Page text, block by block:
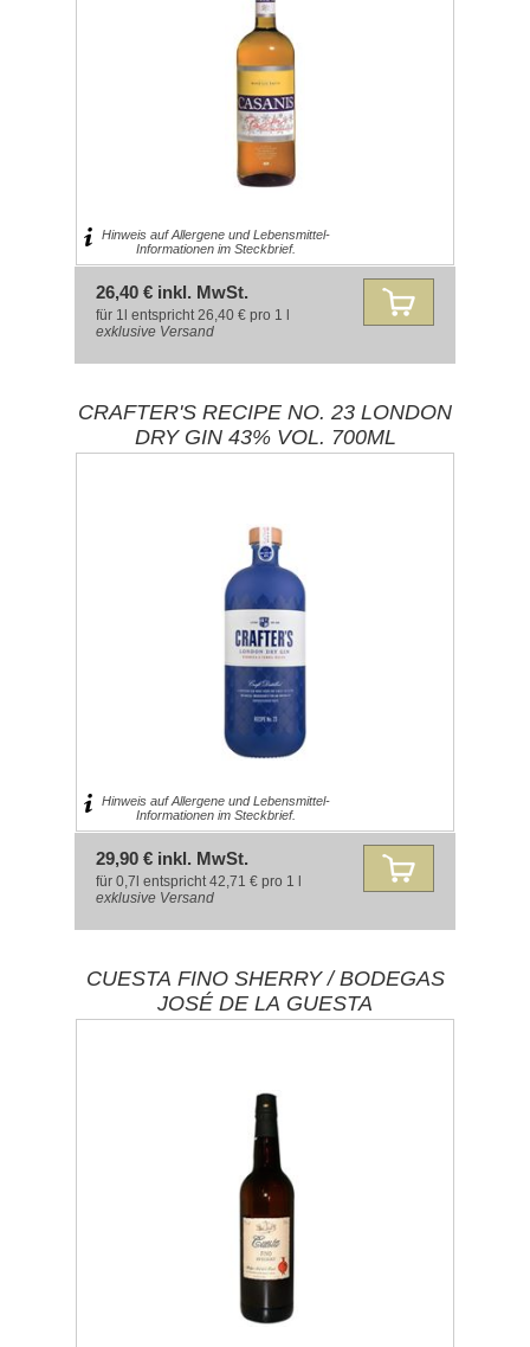
Hinweis auf Allergene und Lebensmittel-
Informationen im Steckbrief.
26,40 € inkl. MwSt.
für 1l entspricht 26,40 € pro 1 l
exklusive Versand
CRAFTER'S RECIPE NO. 23 LONDON
DRY GIN 43% VOL. 700ML
Hinweis auf Allergene und Lebensmittel-
Informationen im Steckbrief.
29,90 € inkl. MwSt.
für 0,7l entspricht 42,71 € pro 1 l
exklusive Versand
CUESTA FINO SHERRY / BODEGAS
JOSÉ DE LA GUESTA